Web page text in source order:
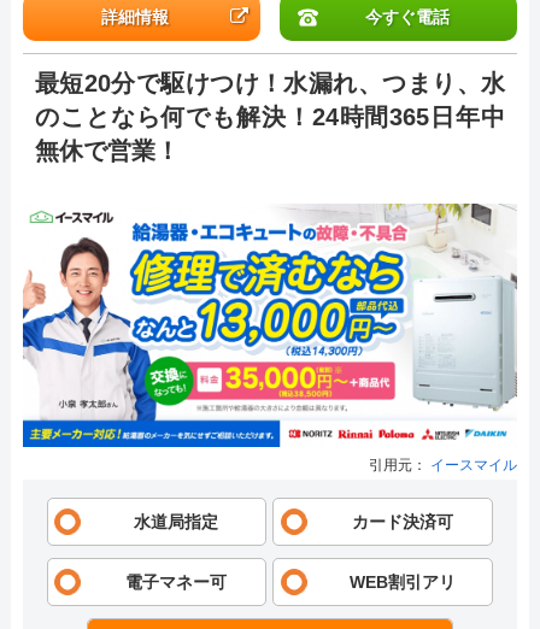
詳細情報 今すぐ電話
最短20分で駆けつけ！水漏れ、つまり、水
のことなら何でも解決！24時間365日年中
無休で営業！
引用元： イースマイル
水道局指定 カード決済可
電子マネー可 WEB割引アリ